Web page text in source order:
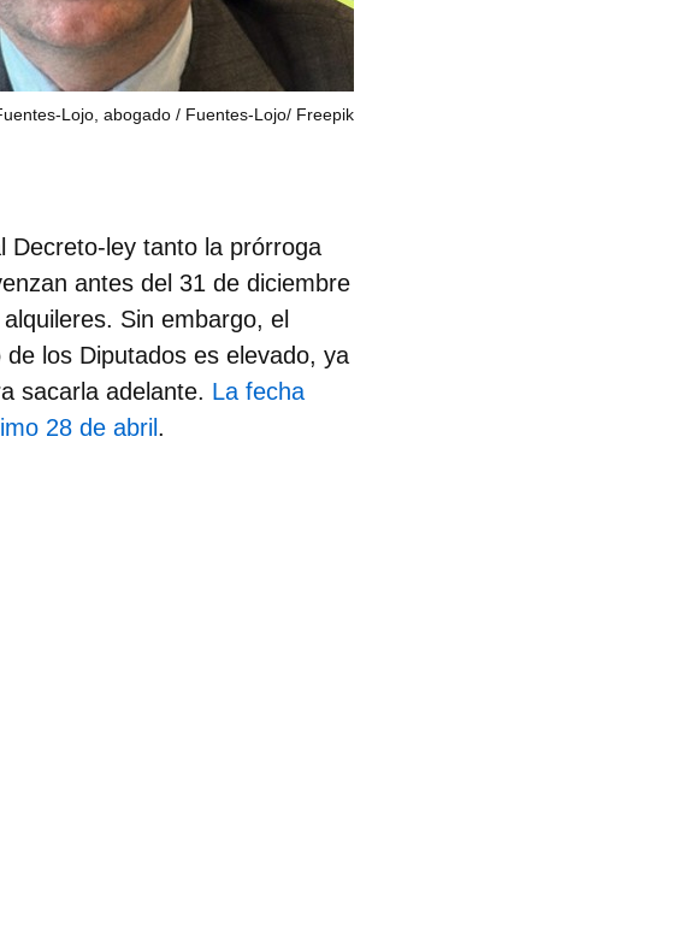
Lojo, abogado Fuentes-Lojo/ Freepik
Decreto-ley tanto la prórroga
antes del 31 de diciembre
Sin embargo, el
los Diputados es elevado, ya
sacarla adelante. La fecha
28 de abril .